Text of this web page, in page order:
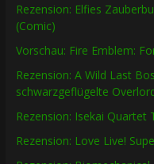
Rezension: Elfies
(Comic)
Vorschau: Fire Emblem:
Rezension: A Wild Last
schwarzgeflügelte
Rezension: Isekai
Rezension: Love Live!